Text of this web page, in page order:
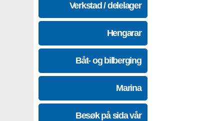
Verkstad / delelager
Hengarar
Båt- og bilberging
Marina
Besøk på sida vår